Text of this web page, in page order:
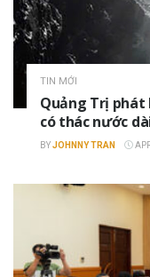
TIN MỚI
Quảng Trị phát
có thác nước
BYJOHNNY TRAN